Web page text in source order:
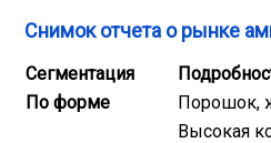
Снимок отчета о рынке
Сегментация
По форме
Порошок,
Высокая